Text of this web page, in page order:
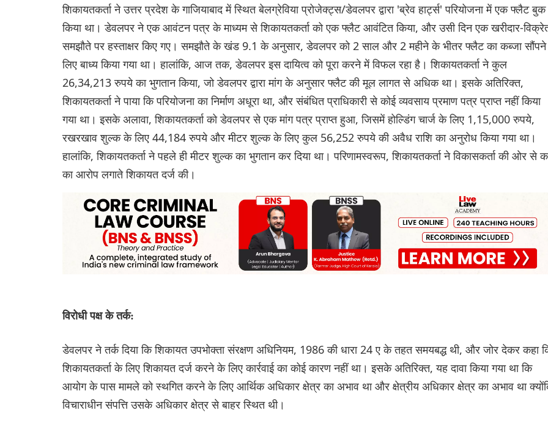
शिकायतकर्ता ने उत्तर प्रदेश के गाजियाबाद में स्थित बेलग्रेविया प्रोजेक्ट्स/डेवलपर द्वारा 'ब्रेव हार्ट्स' परियोजना में एक फ्लैट बुक
किया था। डेवलपर ने एक आवंटन पत्र के माध्यम से शिकायतकर्ता को एक फ्लैट आवंटित किया, और उसी दिन एक खरीदार-
समझौते पर हस्ताक्षर किए गए। समझौते के खंड 9.1 के अनुसार, डेवलपर को 2 साल और 2 महीने के भीतर फ्लैट का कब्जा
लिए बाध्य किया गया था। हालांकि, आज तक, डेवलपर इस दायित्व को पूरा करने में विफल रहा है। शिकायतकर्ता ने कुल
26,34,213 रुपये का भुगतान किया, जो डेवलपर द्वारा मांग के अनुसार फ्लैट की मूल लागत से अधिक था। इसके अतिरिक्त,
शिकायतकर्ता ने पाया कि परियोजना का निर्माण अधूरा था, और संबंधित प्राधिकारी से कोई व्यवसाय प्रमाण पत्र प्राप्त नहीं किया
गया था। इसके अलावा, शिकायतकर्ता को डेवलपर से एक मांग पत्र प्राप्त हुआ, जिसमें होल्डिंग चार्ज के लिए 1,15,000 रुपये,
रखरखाव शुल्क के लिए 44,184 रुपये और मीटर शुल्क के लिए कुल 56,252 रुपये की अवैध राशि का अनुरोध किया गया था।
हालांकि, शिकायतकर्ता ने पहले ही मीटर शुल्क का भुगतान कर दिया था। परिणामस्वरूप, शिकायतकर्ता ने विकासकर्ता की ओर से
का आरोप लगाते शिकायत दर्ज की।
विरोधी पक्ष के तर्क:
डेवलपर ने तर्क दिया कि शिकायत उपभोक्ता संरक्षण अधिनियम, 1986 की धारा 24 ए के तहत समयबद्ध थी, और जोर देकर कहा
शिकायतकर्ता के लिए शिकायत दर्ज करने के लिए कार्रवाई का कोई कारण नहीं था। इसके अतिरिक्त, यह दावा किया गया था कि
आयोग के पास मामले को स्थगित करने के लिए आर्थिक अधिकार क्षेत्र का अभाव था और क्षेत्रीय अधिकार क्षेत्र का अभाव था
विचाराधीन संपत्ति उसके अधिकार क्षेत्र से बाहर स्थित थी।